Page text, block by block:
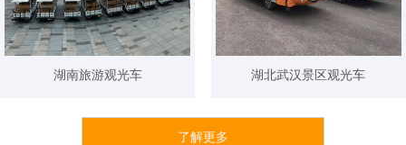
湖南旅游观光车 湖北武汉景区观光车
了解更多